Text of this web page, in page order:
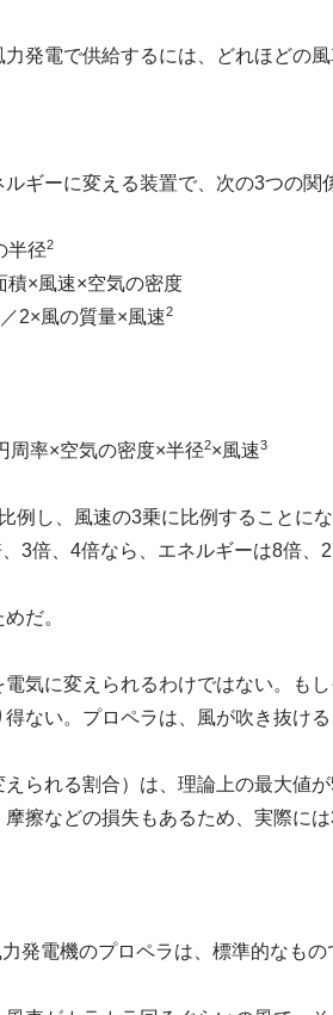
発電で供給するには、どれほどの風
ギーに変える装置で、次の3つの関
半径2
積×風速×空気の密度
2×風の質量×風速2
周率×空気の密度×半径2×風速3
例し、風速の3乗に比例することに
3倍、4倍なら、エネルギーは8倍、
だ。
気に変えられるわけではない。も
ない。プロペラは、風が吹き抜ける
られる割合）は、理論上の最大値
擦などの損失もあるため、実際には
力発電機のプロペラは、標準的なもの